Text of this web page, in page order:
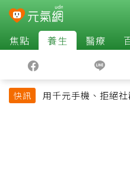
焦點 養生 醫療
快訊
用千元手機、拒絕